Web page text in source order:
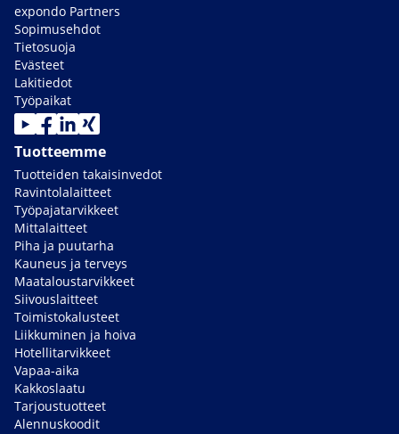
expondo Partners
Sopimusehdot
Tietosuoja
Evästeet
Lakitiedot
Työpaikat
Tuotteemme
Tuotteiden takaisinvedot
Ravintolalaitteet
Työpajatarvikkeet
Mittalaitteet
Piha ja puutarha
Kauneus ja terveys
Maataloustarvikkeet
Siivouslaitteet
Toimistokalusteet
Liikkuminen ja hoiva
Hotellitarvikkeet
Vapaa-aika
Kakkoslaatu
Tarjoustuotteet
Alennuskoodit